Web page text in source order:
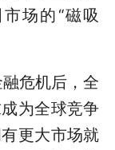
场的“磁吸
危机后，全
为全球竞争
更大市场就